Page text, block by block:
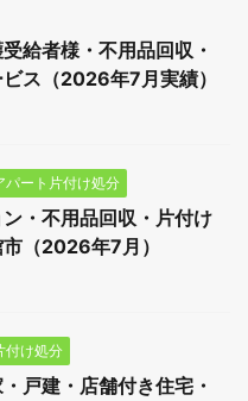
給者様・不用品回収・
ス（2026年7月実績）
パート片付け処分
・不用品回収・片付け
（2026年7月）
付け処分
戸建・店舗付き住宅・